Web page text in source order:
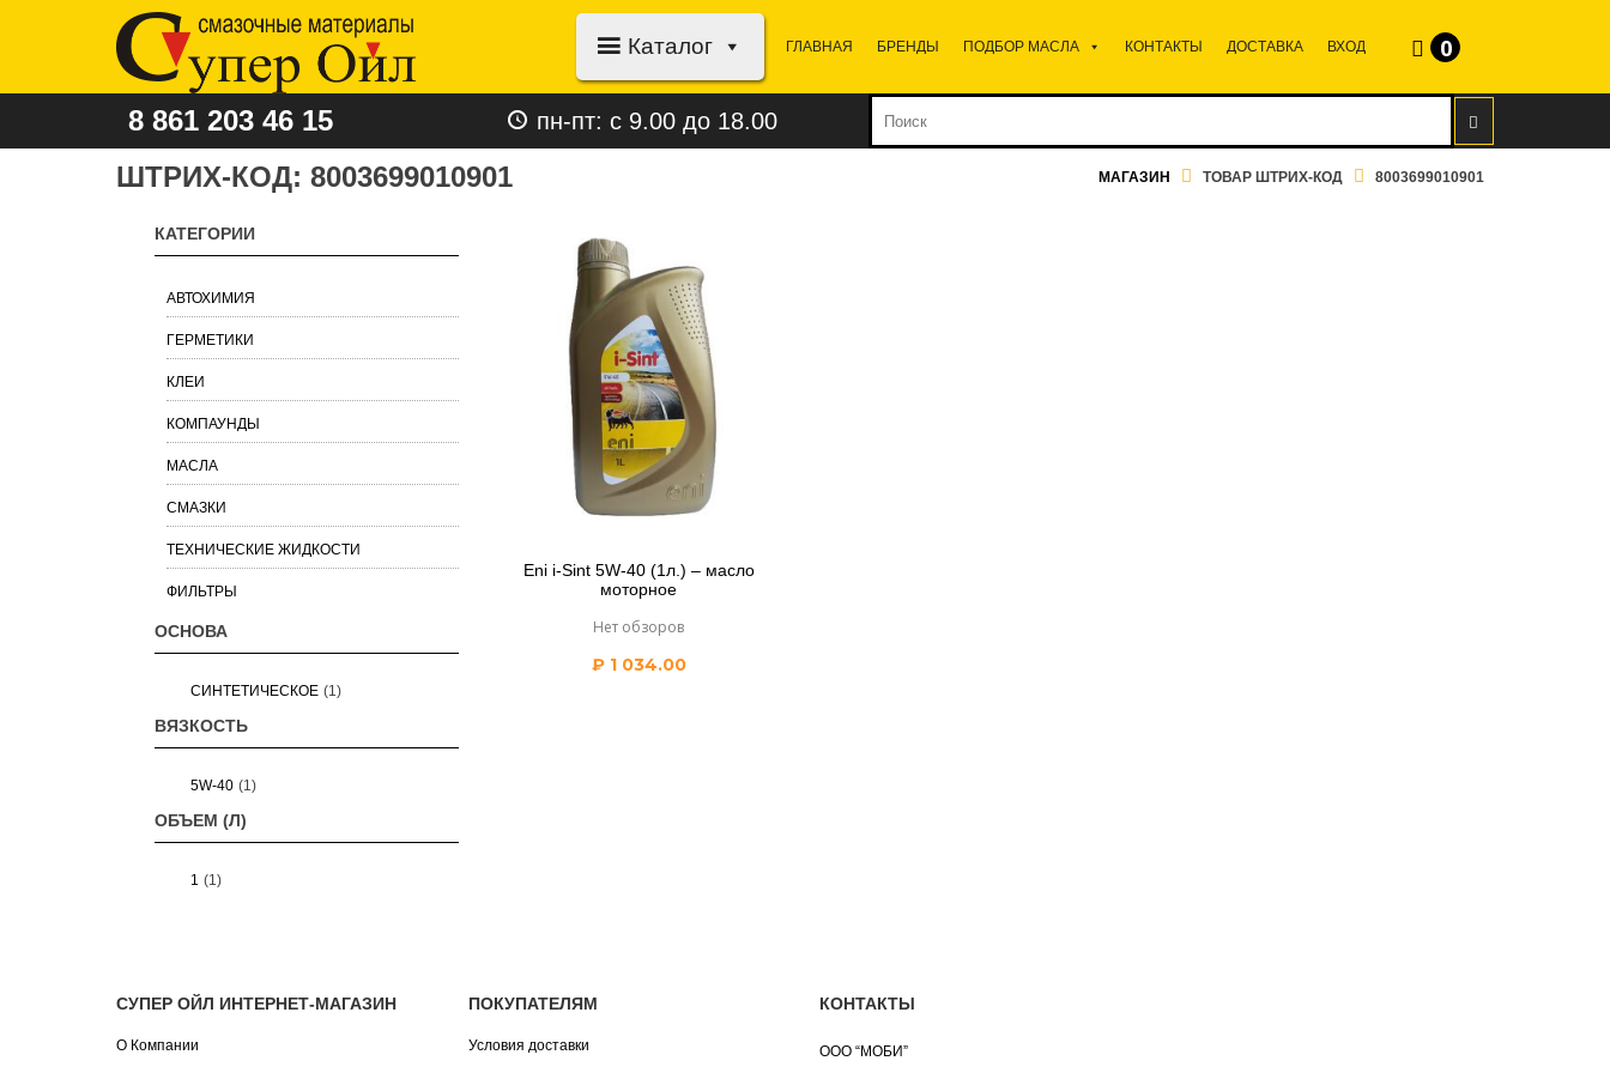
Каталог ГЛАВНАЯ БРЕНДЫ ПОДБОР МАСЛА КОНТАКТЫ ДОСТАВКА ВХОД 0
8 861 203 46 15 пн-пт: с 9.00 до 18.00
ШТРИХ-КОД: 8003699010901 МАГАЗИН ТОВАР ШТРИХ-КОД 8003699010901
КАТЕГОРИИ
АВТОХИМИЯ
ГЕРМЕТИКИ
КЛЕИ
КОМПАУНДЫ
МАСЛА
СМАЗКИ
ТЕХНИЧЕСКИЕ ЖИДКОСТИ
ФИЛЬТРЫ
ОСНОВА
СИНТЕТИЧЕСКОЕ (1)
ВЯЗКОСТЬ
5W-40 (1)
ОБЪЕМ (Л)
1 (1)
Eni i-Sint 5W-40 (1л.) – масло
моторное
Нет обзоров
₽1 034.00
СУПЕР ОЙЛ ИНТЕРНЕТ-МАГАЗИН
О Компании
ПОКУПАТЕЛЯМ
Условия доставки
КОНТАКТЫ
ООО “МОБИ”